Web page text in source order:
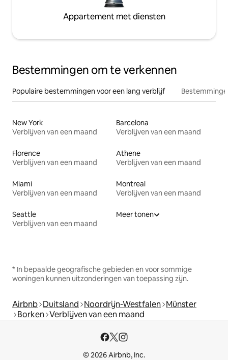
Appartement met diensten
Bestemmingen om te verkennen
Populaire bestemmingen voor een lang verblijf
New York
Verblijven van een maand
Barcelona
Verblijven van een maand
Florence
Verblijven van een maand
Athene
Verblijven van een maand
Miami
Verblijven van een maand
Montreal
Verblijven van een maand
Seattle
Verblijven van een maand
Meer tonen
* In bepaalde geografische gebieden en voor sommige
woningen kunnen uitzonderingen van toepassing zijn.
Airbnb Duitsland Noordrijn-Westfalen Münster
Borken Verblijven van een maand
© 2026 Airbnb, Inc.